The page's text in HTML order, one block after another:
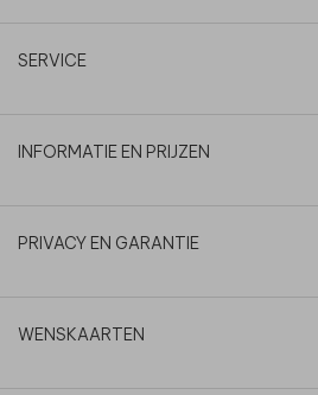
SERVICE
INFORMATIE EN PRIJZEN
PRIVACY EN GARANTIE
WENSKAARTEN